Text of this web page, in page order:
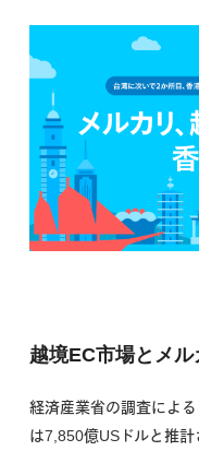
越境EC市場とメ
経済産業省の調査によ
は7,850億USドルと推